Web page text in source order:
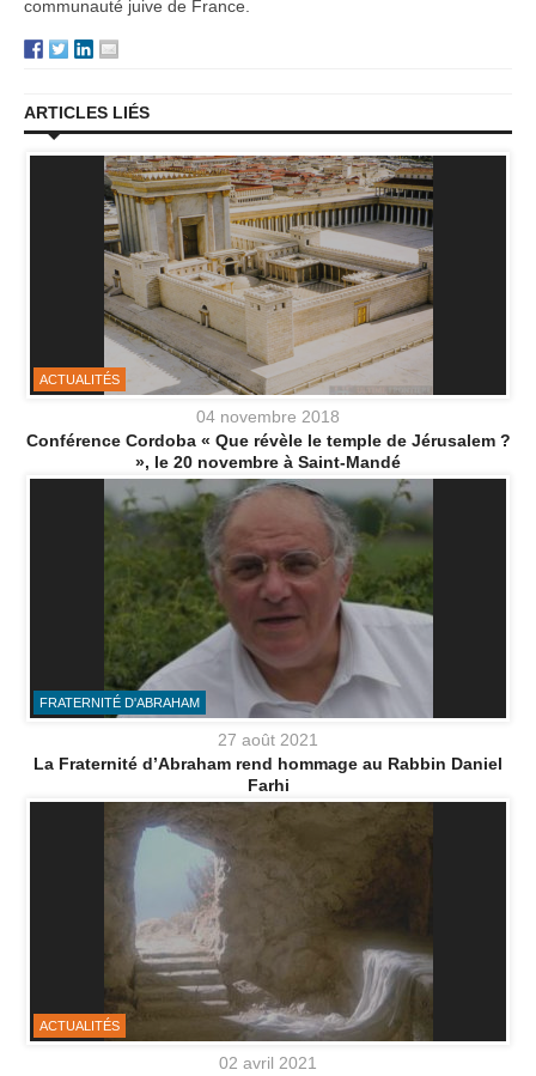
communauté juive de France.
ARTICLES LIÉS
ACTUALITÉS
04 novembre 2018
Conférence Cordoba « Que révèle le temple de Jérusalem ?
», le 20 novembre à Saint-Mandé
FRATERNITÉ D'ABRAHAM
27 août 2021
La Fraternité d’Abraham rend hommage au Rabbin Daniel
Farhi
ACTUALITÉS
02 avril 2021